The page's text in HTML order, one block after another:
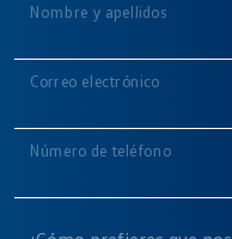
Nombre y apellidos
Correo electrónico
Número de teléfono